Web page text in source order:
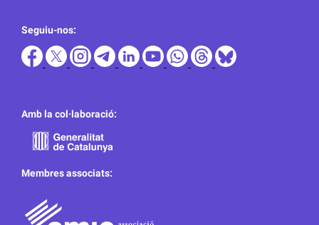
Seguiu-nos:
Amb la col·laboració:
Membres associats: